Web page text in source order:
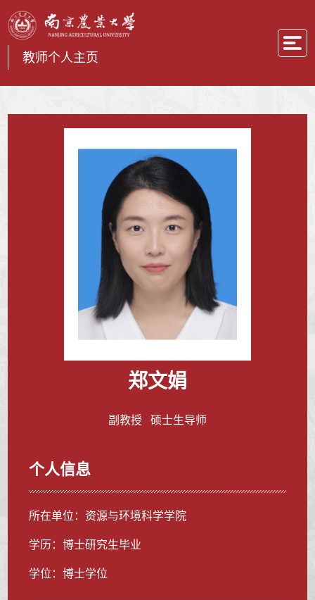
教师个人主页
郑文娟
副教授 硕士生导师
个人信息
所在单位：资源与环境科学学院
学历：博士研究生毕业
学位：博士学位